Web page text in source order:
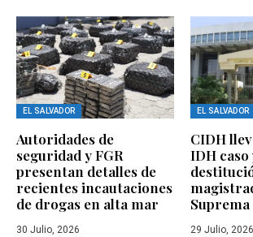
EL SALVADOR
Autoridades de
seguridad y FGR
presentan detalles de
recientes incautaciones
de drogas en alta mar
30 Julio, 2026
EL SALVADOR
CIDH
IDH
Suprema
29 Julio, 2026